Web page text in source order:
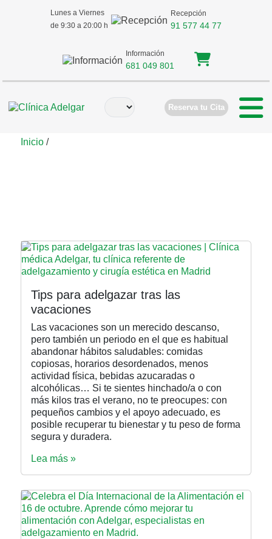
Lunes a Viernes
de 9:30 a 20:00 h
Recepción
91 577 44 77
Información
681 049 801
Reserva tu Cita
Inicio /
Tips para adelgazar tras las
vacaciones
Las vacaciones son un merecido descanso,
pero también un periodo en el que es habitual
abandonar hábitos saludables: comidas
copiosas, horarios desordenados, menos
actividad física, bebidas azucaradas o
alcohólicas… Si te sientes hinchado/a o con
más kilos tras el verano, no te preocupes: con
pequeños cambios y el apoyo adecuado, es
posible recuperar tu bienestar y tu peso de forma
segura y duradera.
Lea más »